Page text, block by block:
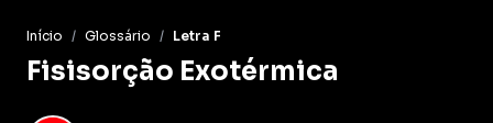
Início / Glossário / Letra F
Fisisorção Exotérmica